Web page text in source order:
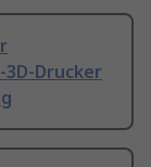
Drucker